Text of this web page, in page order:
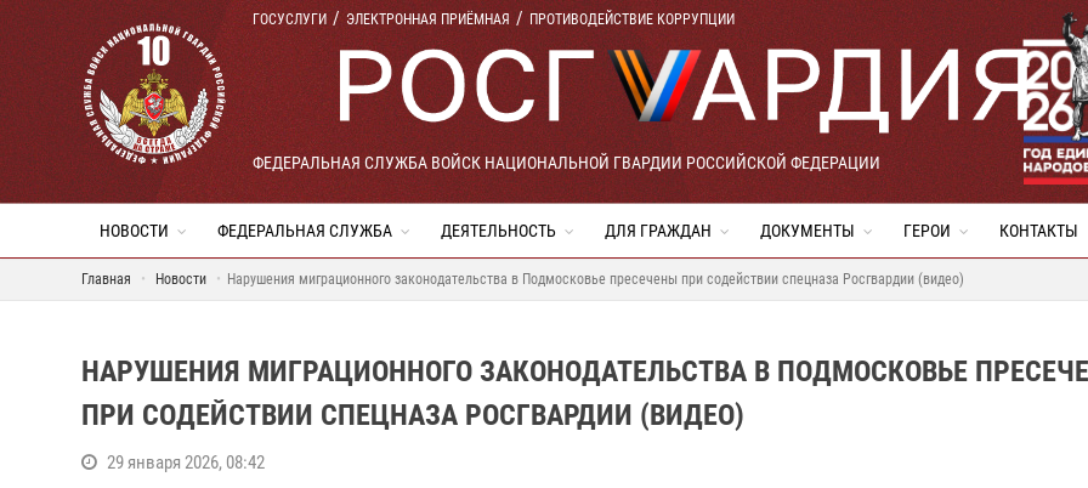
ГОСУСЛУГИ ЭЛЕКТРОННАЯ ПРИЁМНАЯ ПРОТИВОДЕЙСТВИЕ КОРРУПЦИИ
ФЕДЕРАЛЬНАЯ СЛУЖБА ВОЙСК НАЦИОНАЛЬНОЙ ГВАРДИИ РОССИЙСКОЙ ФЕДЕРАЦИИ
НОВОСТИ ФЕДЕРАЛЬНАЯ СЛУЖБА ДЕЯТЕЛЬНОСТЬ ДЛЯ ГРАЖДАН ДОКУМЕНТЫ ГЕРОИ КОНТАКТЫ
Главная Новости Нарушения миграционного законодательства в Подмосковье пресечены при содействии спецназа Росгвардии (видео)
НАРУШЕНИЯ МИГРАЦИОННОГО ЗАКОНОДАТЕЛЬСТВА В ПОДМОСКОВЬЕ
ПРИ СОДЕЙСТВИИ СПЕЦНАЗА РОСГВАРДИИ (ВИДЕО)
29 января 2026, 08:42